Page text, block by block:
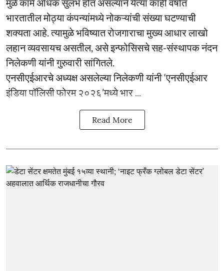
मुळे कामे अधिक सुलभ होत असल्याने येत्या काही वर्षांत
भारतातील मोठ्या कंपन्यांमध्ये नोकऱ्यांची संख्या घटण्याची
शक्यता आहे. त्यामुळे भविष्यात रोजगाराचा मुख्य आधार लाखो
लहान व्यवसायच असतील, असे इन्फोसिसचे सह-संस्थापक नंदन
निलेकणी यांनी गुरुवारी सांगितले.
एनसीएईआरचे अध्यक्ष असलेल्या निलेकणी यांनी ‘एनसीएईआर
इंडिया पॉलिसी फोरम २०२६’मध्ये भार ...
Read More